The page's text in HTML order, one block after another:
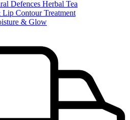
Defences Herbal Tea
Contour Treatment
& Glow